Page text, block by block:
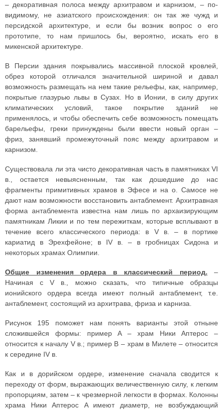
– декоративная полоса между архитравом и карнизом, – по-
видимому, не азиатского происхождения: он так же чужд и
персидской архитектуре, и если бы возник вопрос о его
прототипе, то нам пришлось бы, вероятно, искать его в
микенской архитектуре.
В Персии здания покрывались массивной плоской кровлей,
обрез которой отличался значительной шириной и давал
возможность размещать на нем такие рельефы, как, например,
покрытые глазурью львы в Сузах. Но в Ионии, в силу других
климатических условий, такое покрытие зданий не
применялось, и чтобы обеспечить себе возможность помещать
барельефы, греки принуждены были ввести новый орган –
фриз, занявший промежуточный пояс между архитравом и
карнизом.
Существовала ли эта чисто декоративная часть в памятниках VI
в., остается невыясненным, так как дошедшие до нас
фрагменты примитивных храмов в Эфесе и на о. Самосе не
дают нам возможности восстановить антаблемент. Архитравная
форма антаблемента известна нам лишь по архаизирующим
памятникам Ликии и по тем пережиткам, которые всплывают в
течение всего классического периода: в V в. – в портике
кариатид в Эрехфейоне; в IV в. – в гробницах Сидона и
некоторых храмах Олимпии.
Общие изменения ордера в классический период. –
Начиная с V в., можно сказать, что типичные образцы
ионийского ордера всегда имеют полный антаблемент, т.е.
антаблемент, состоящий из архитрава, фриза и карниза.
Рисунок 195 поможет нам понять варианты этой отныне
сложившейся формы: пример A – храм Ники Аптерос –
относится к началу V в.; пример B – храм в Милете – относится
к середине IV в.
Как и в дорийском ордере, изменение сначала сводится к
переходу от форм, выражающих величественную силу, к легким
пропорциям, затем – к чрезмерной легкости в формах. Колонны
храма Ники Аптерос A имеют диаметр, не возбуждающий